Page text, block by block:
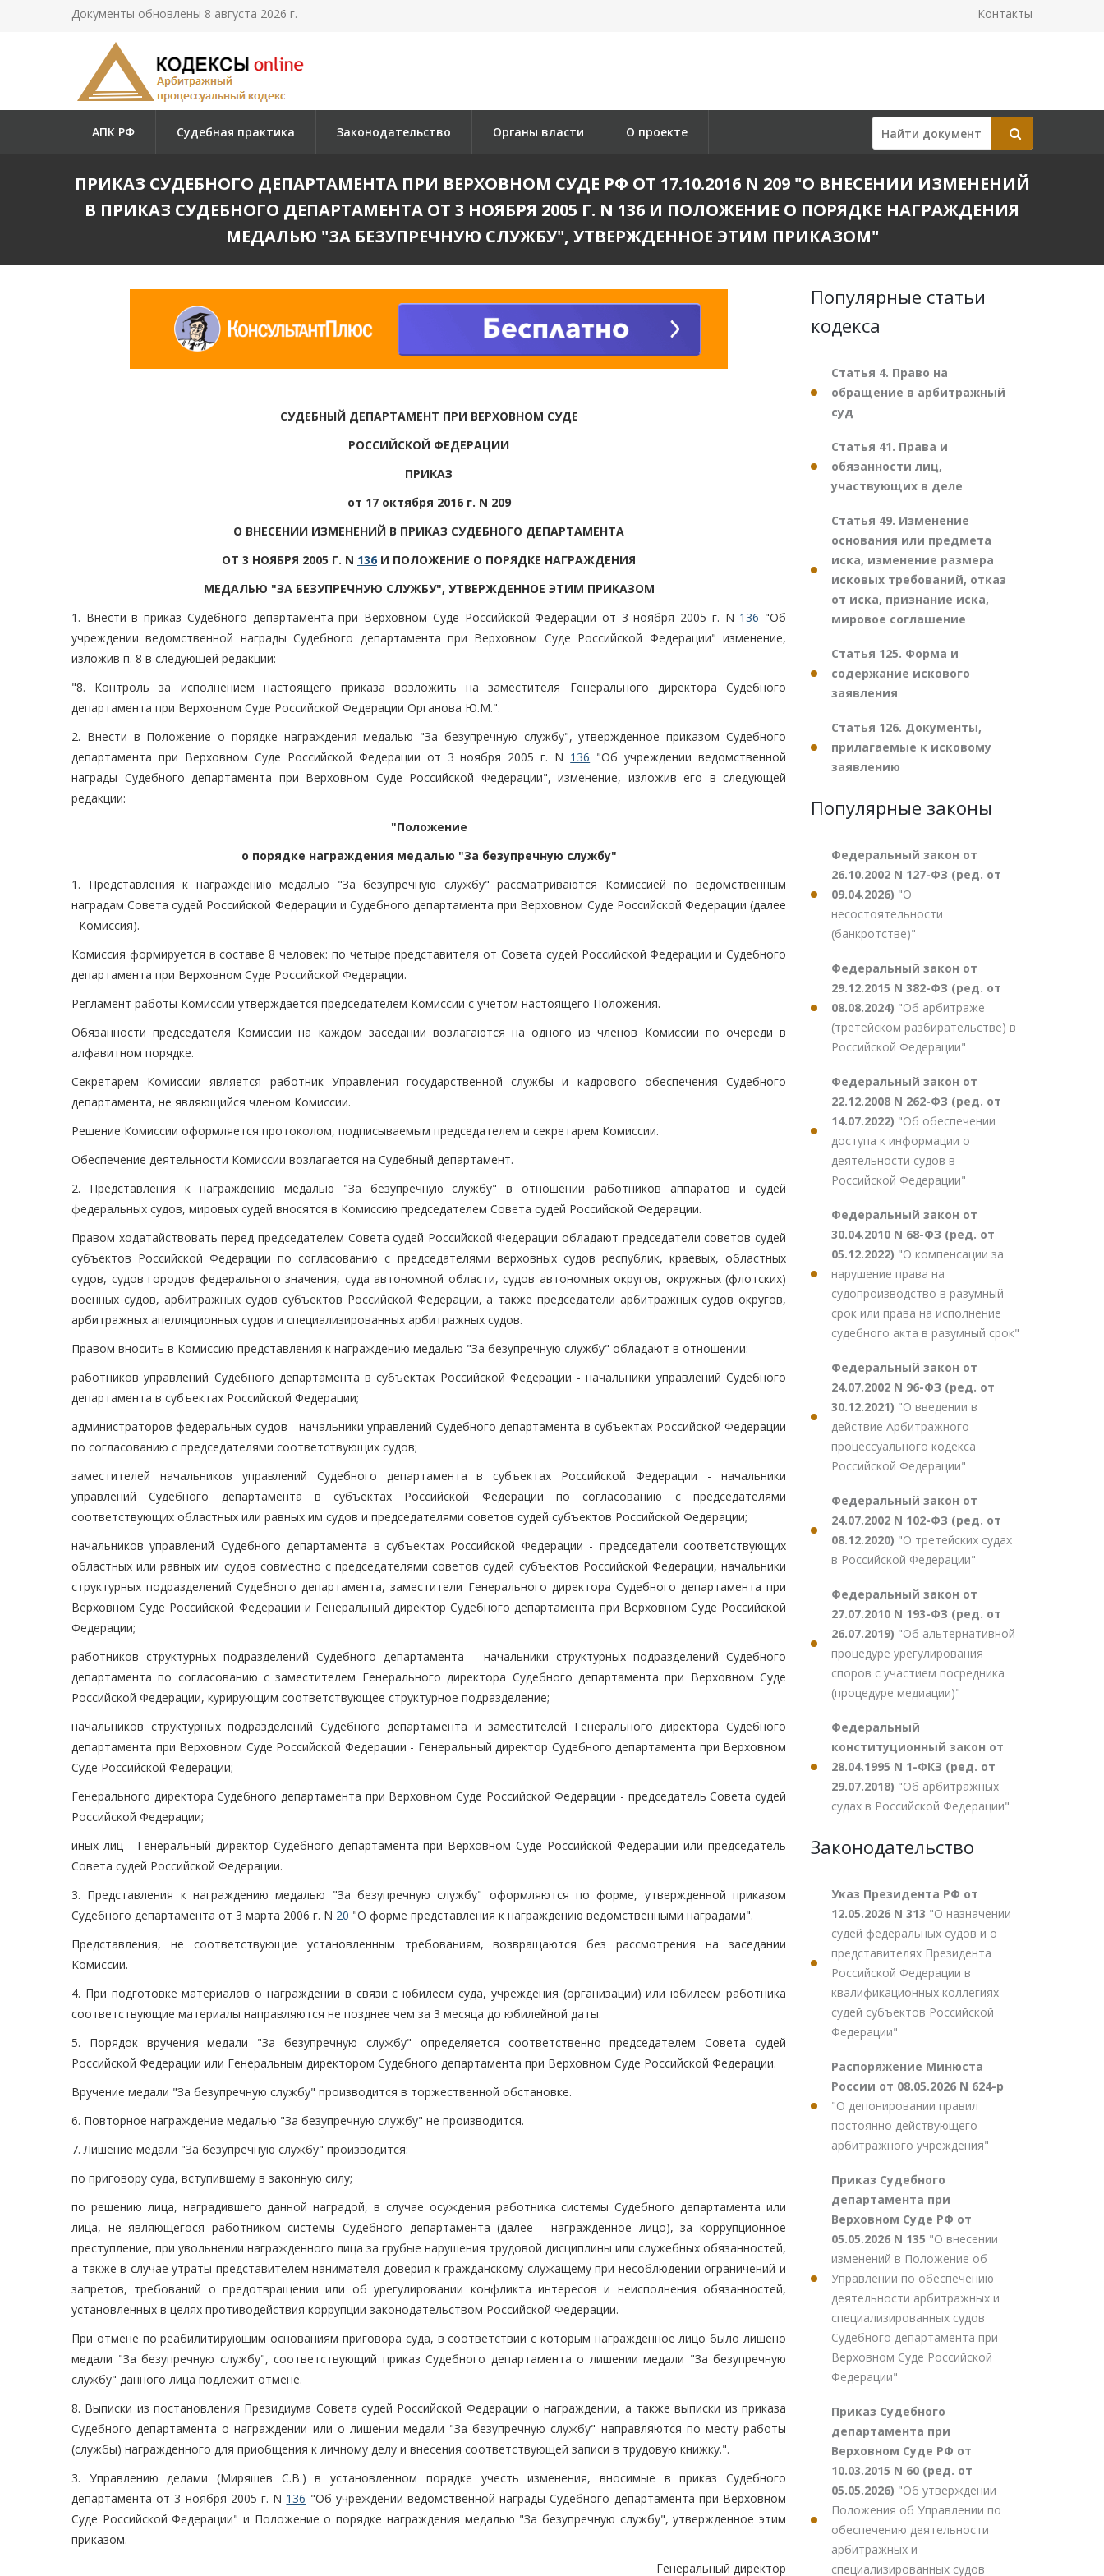
Документы обновлены 8 августа 2026 г. Контакты
АПК РФ Судебная практика Законодательство Органы власти О проекте
ПРИКАЗ СУДЕБНОГО ДЕПАРТАМЕНТА ПРИ ВЕРХОВНОМ СУДЕ РФ ОТ 17.10.2016 N 209 "О ВНЕСЕНИИ ИЗМЕНЕНИЙ
В ПРИКАЗ СУДЕБНОГО ДЕПАРТАМЕНТА ОТ 3 НОЯБРЯ 2005 Г. N 136 И ПОЛОЖЕНИЕ О ПОРЯДКЕ НАГРАЖДЕНИЯ
МЕДАЛЬЮ "ЗА БЕЗУПРЕЧНУЮ СЛУЖБУ", УТВЕРЖДЕННОЕ ЭТИМ ПРИКАЗОМ"
СУДЕБНЫЙ ДЕПАРТАМЕНТ ПРИ ВЕРХОВНОМ СУДЕ
РОССИЙСКОЙ ФЕДЕРАЦИИ
ПРИКАЗ
от 17 октября 2016 г. N 209
О ВНЕСЕНИИ ИЗМЕНЕНИЙ В ПРИКАЗ СУДЕБНОГО ДЕПАРТАМЕНТА
ОТ 3 НОЯБРЯ 2005 Г. N 136 И ПОЛОЖЕНИЕ О ПОРЯДКЕ НАГРАЖДЕНИЯ
МЕДАЛЬЮ "ЗА БЕЗУПРЕЧНУЮ СЛУЖБУ", УТВЕРЖДЕННОЕ ЭТИМ ПРИКАЗОМ
1. Внести в приказ Судебного департамента при Верховном Суде Российской Федерации от 3 ноября 2005 г. N 136 "Об
учреждении ведомственной награды Судебного департамента при Верховном Суде Российской Федерации" изменение,
изложив п. 8 в следующей редакции:
"8. Контроль за исполнением настоящего приказа возложить на заместителя Генерального директора Судебного
департамента при Верховном Суде Российской Федерации Органова Ю.М.".
2. Внести в Положение о порядке награждения медалью "За безупречную службу", утвержденное приказом Судебного
департамента при Верховном Суде Российской Федерации от 3 ноября 2005 г. N 136 "Об учреждении ведомственной
награды Судебного департамента при Верховном Суде Российской Федерации", изменение, изложив его в следующей
редакции:
"Положение
о порядке награждения медалью "За безупречную службу"
1. Представления к награждению медалью "За безупречную службу" рассматриваются Комиссией по ведомственным
наградам Совета судей Российской Федерации и Судебного департамента при Верховном Суде Российской Федерации (далее
- Комиссия).
Комиссия формируется в составе 8 человек: по четыре представителя от Совета судей Российской Федерации и Судебного
департамента при Верховном Суде Российской Федерации.
Регламент работы Комиссии утверждается председателем Комиссии с учетом настоящего Положения.
Обязанности председателя Комиссии на каждом заседании возлагаются на одного из членов Комиссии по очереди в
алфавитном порядке.
Секретарем Комиссии является работник Управления государственной службы и кадрового обеспечения Судебного
департамента, не являющийся членом Комиссии.
Решение Комиссии оформляется протоколом, подписываемым председателем и секретарем Комиссии.
Обеспечение деятельности Комиссии возлагается на Судебный департамент.
2. Представления к награждению медалью "За безупречную службу" в отношении работников аппаратов и судей
федеральных судов, мировых судей вносятся в Комиссию председателем Совета судей Российской Федерации.
Правом ходатайствовать перед председателем Совета судей Российской Федерации обладают председатели советов судей
субъектов Российской Федерации по согласованию с председателями верховных судов республик, краевых, областных
судов, судов городов федерального значения, суда автономной области, судов автономных округов, окружных (флотских)
военных судов, арбитражных судов субъектов Российской Федерации, а также председатели арбитражных судов округов,
арбитражных апелляционных судов и специализированных арбитражных судов.
Правом вносить в Комиссию представления к награждению медалью "За безупречную службу" обладают в отношении:
работников управлений Судебного департамента в субъектах Российской Федерации - начальники управлений Судебного
департамента в субъектах Российской Федерации;
администраторов федеральных судов - начальники управлений Судебного департамента в субъектах Российской Федерации
по согласованию с председателями соответствующих судов;
заместителей начальников управлений Судебного департамента в субъектах Российской Федерации - начальники
управлений Судебного департамента в субъектах Российской Федерации по согласованию с председателями
соответствующих областных или равных им судов и председателями советов судей субъектов Российской Федерации;
начальников управлений Судебного департамента в субъектах Российской Федерации - председатели соответствующих
областных или равных им судов совместно с председателями советов судей субъектов Российской Федерации, начальники
структурных подразделений Судебного департамента, заместители Генерального директора Судебного департамента при
Верховном Суде Российской Федерации и Генеральный директор Судебного департамента при Верховном Суде Российской
Федерации;
работников структурных подразделений Судебного департамента - начальники структурных подразделений Судебного
департамента по согласованию с заместителем Генерального директора Судебного департамента при Верховном Суде
Российской Федерации, курирующим соответствующее структурное подразделение;
начальников структурных подразделений Судебного департамента и заместителей Генерального директора Судебного
департамента при Верховном Суде Российской Федерации - Генеральный директор Судебного департамента при Верховном
Суде Российской Федерации;
Генерального директора Судебного департамента при Верховном Суде Российской Федерации - председатель Совета судей
Российской Федерации;
иных лиц - Генеральный директор Судебного департамента при Верховном Суде Российской Федерации или председатель
Совета судей Российской Федерации.
3. Представления к награждению медалью "За безупречную службу" оформляются по форме, утвержденной приказом
Судебного департамента от 3 марта 2006 г. N 20 "О форме представления к награждению ведомственными наградами".
Представления, не соответствующие установленным требованиям, возвращаются без рассмотрения на заседании
Комиссии.
4. При подготовке материалов о награждении в связи с юбилеем суда, учреждения (организации) или юбилеем работника
соответствующие материалы направляются не позднее чем за 3 месяца до юбилейной даты.
5. Порядок вручения медали "За безупречную службу" определяется соответственно председателем Совета судей
Российской Федерации или Генеральным директором Судебного департамента при Верховном Суде Российской Федерации.
Вручение медали "За безупречную службу" производится в торжественной обстановке.
6. Повторное награждение медалью "За безупречную службу" не производится.
7. Лишение медали "За безупречную службу" производится:
по приговору суда, вступившему в законную силу;
по решению лица, наградившего данной наградой, в случае осуждения работника системы Судебного департамента или
лица, не являющегося работником системы Судебного департамента (далее - награжденное лицо), за коррупционное
преступление, при увольнении награжденного лица за грубые нарушения трудовой дисциплины или служебных обязанностей,
а также в случае утраты представителем нанимателя доверия к гражданскому служащему при несоблюдении ограничений и
запретов, требований о предотвращении или об урегулировании конфликта интересов и неисполнения обязанностей,
установленных в целях противодействия коррупции законодательством Российской Федерации.
При отмене по реабилитирующим основаниям приговора суда, в соответствии с которым награжденное лицо было лишено
медали "За безупречную службу", соответствующий приказ Судебного департамента о лишении медали "За безупречную
службу" данного лица подлежит отмене.
8. Выписки из постановления Президиума Совета судей Российской Федерации о награждении, а также выписки из приказа
Судебного департамента о награждении или о лишении медали "За безупречную службу" направляются по месту работы
(службы) награжденного для приобщения к личному делу и внесения соответствующей записи в трудовую книжку.".
3. Управлению делами (Миряшев С.В.) в установленном порядке учесть изменения, вносимые в приказ Судебного
департамента от 3 ноября 2005 г. N 136 "Об учреждении ведомственной награды Судебного департамента при Верховном
Суде Российской Федерации" и Положение о порядке награждения медалью "За безупречную службу", утвержденное этим
приказом.
Генеральный директор
Популярные статьи
кодекса
Статья 4. Право на
обращение в арбитражный
суд
Статья 41. Права и
обязанности лиц,
участвующих в деле
Статья 49. Изменение
основания или предмета
иска, изменение размера
исковых требований, отказ
от иска, признание иска,
мировое соглашение
Статья 125. Форма и
содержание искового
заявления
Статья 126. Документы,
прилагаемые к исковому
заявлению
Популярные законы
Федеральный закон от
26.10.2002 N 127-ФЗ (ред. от
09.04.2026) "О
несостоятельности
(банкротстве)"
Федеральный закон от
29.12.2015 N 382-ФЗ (ред. от
08.08.2024) "Об арбитраже
(третейском разбирательстве) в
Российской Федерации"
Федеральный закон от
22.12.2008 N 262-ФЗ (ред. от
14.07.2022) "Об обеспечении
доступа к информации о
деятельности судов в
Российской Федерации"
Федеральный закон от
30.04.2010 N 68-ФЗ (ред. от
05.12.2022) "О компенсации за
нарушение права на
судопроизводство в разумный
срок или права на исполнение
судебного акта в разумный срок"
Федеральный закон от
24.07.2002 N 96-ФЗ (ред. от
30.12.2021) "О введении в
действие Арбитражного
процессуального кодекса
Российской Федерации"
Федеральный закон от
24.07.2002 N 102-ФЗ (ред. от
08.12.2020) "О третейских судах
в Российской Федерации"
Федеральный закон от
27.07.2010 N 193-ФЗ (ред. от
26.07.2019) "Об альтернативной
процедуре урегулирования
споров с участием посредника
(процедуре медиации)"
Федеральный
конституционный закон от
28.04.1995 N 1-ФКЗ (ред. от
29.07.2018) "Об арбитражных
судах в Российской Федерации"
Законодательство
Указ Президента РФ от
12.05.2026 N 313 "О назначении
судей федеральных судов и о
представителях Президента
Российской Федерации в
квалификационных коллегиях
судей субъектов Российской
Федерации"
Распоряжение Минюста
России от 08.05.2026 N 624-р
"О депонировании правил
постоянно действующего
арбитражного учреждения"
Приказ Судебного
департамента при
Верховном Суде РФ от
05.05.2026 N 135 "О внесении
изменений в Положение об
Управлении по обеспечению
деятельности арбитражных и
специализированных судов
Судебного департамента при
Верховном Суде Российской
Федерации"
Приказ Судебного
департамента при
Верховном Суде РФ от
10.03.2015 N 60 (ред. от
05.05.2026) "Об утверждении
Положения об Управлении по
обеспечению деятельности
арбитражных и
специализированных судов